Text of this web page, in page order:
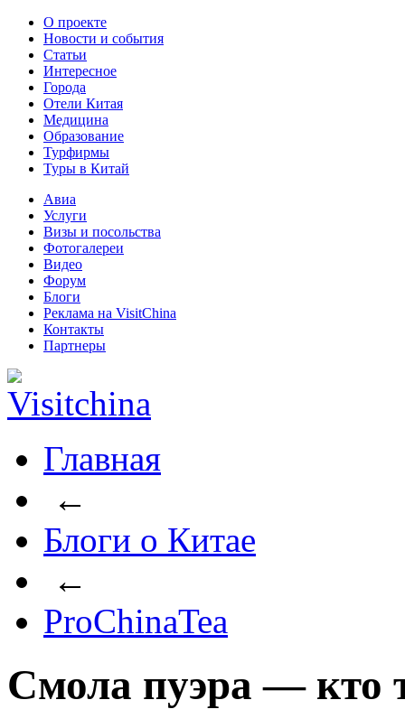
О проекте
Новости и события
Статьи
Интересное
Города
Отели Китая
Медицина
Образование
Турфирмы
Туры в Китай
Авиа
Услуги
Визы и посольства
Фотогалереи
Видео
Форум
Блоги
Реклама на VisitChina
Контакты
Партнеры
Главная
←
Блоги о Китае
←
ProChinaTea
Смола пуэра — кто